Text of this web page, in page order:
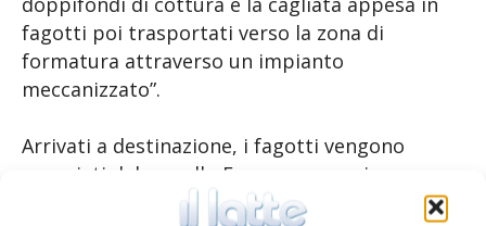
fagotti poi trasportati verso la zona di
formatura attraverso un impianto
meccanizzato”.
Arrivati a destinazione, i fagotti vengono
sganciati dal carrello Express per poi essere
portati manualmente nelle camere di sosta,